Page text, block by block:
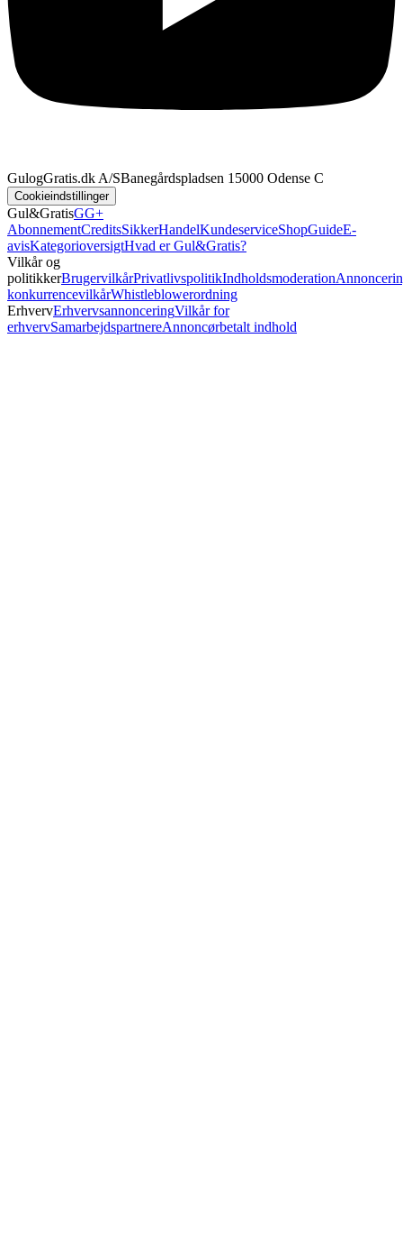
GulogGratis.dk A/SBanegårdspladsen 1 5000 Odense C
Cookieindstillinger
Gul&GratisGG+
AbonnementCreditsSikkerHandelKundeserviceShopGuideE-
avisKategorioversigtHvad er Gul&Gratis?
Vilkår og
politikkerBrugervilkårPrivatlivspolitikIndholdsmoderation
konkurrencevilkårWhistleblowerordning
ErhvervErhvervsannonceringVilkår for
erhvervSamarbejdspartnereAnnoncørbetalt indhold